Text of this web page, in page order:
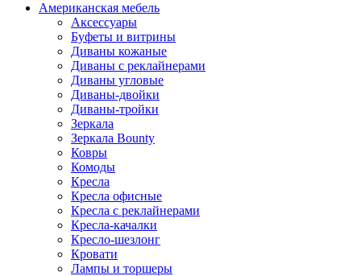
Американская мебель
Аксессуары
Буфеты и витрины
Диваны кожаные
Диваны с реклайнерами
Диваны угловые
Диваны-двойки
Диваны-тройки
Зеркала
Зеркала Bounty
Ковры
Комоды
Кресла
Кресла офисные
Кресла с реклайнерами
Кресла-качалки
Кресло-шезлонг
Кровати
Лампы и торшеры